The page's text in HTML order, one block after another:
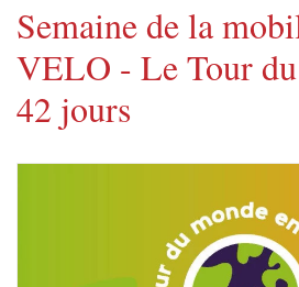
Semaine de la
VELO - Le Tour
42 jours